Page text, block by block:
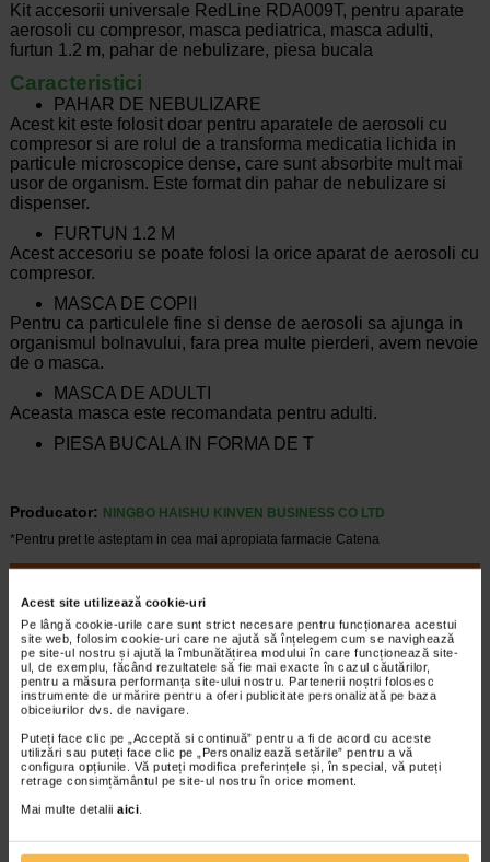
Acest site utilizează cookie-uri
Pe lângă cookie-urile care sunt strict necesare pentru funcționarea acestui
site web, folosim cookie-uri care ne ajută să înțelegem cum se navighează
pe site-ul nostru și ajută la îmbunătățirea modului în care funcționează site-
ul, de exemplu, făcând rezultatele să fie mai exacte în cazul căutărilor,
pentru a măsura performanța site-ului nostru. Partenerii noștri folosesc
instrumente de urmărire pentru a oferi publicitate personalizată pe baza
obiceiurilor dvs. de navigare.
Puteți face clic pe „Acceptă si continuă” pentru a fi de acord cu aceste
utilizări sau puteți face clic pe „Personalizează setările” pentru a vă
configura opțiunile. Vă puteți modifica preferințele și, în special, vă puteți
retrage consimțământul pe site-ul nostru în orice moment.
Mai multe detalii aici.
Kit accesorii universale RedLine RDA009T, pentru aparate
aerosoli cu compresor, masca pediatrica, masca adulti,
furtun 1.2 m, pahar de nebulizare, piesa bucala
Caracteristici
PAHAR DE NEBULIZARE
Acest kit este folosit doar pentru aparatele de aerosoli cu
compresor si are rolul de a transforma medicatia lichida in
particule microscopice dense, care sunt absorbite mult mai
usor de organism. Este format din pahar de nebulizare si
dispenser.
FURTUN 1.2 M
Acest accesoriu se poate folosi la orice aparat de aerosoli cu
compresor.
MASCA DE COPII
Pentru ca particulele fine si dense de aerosoli sa ajunga in
organismul bolnavului, fara prea multe pierderi, avem nevoie
de o masca.
MASCA DE ADULTI
Aceasta masca este recomandata pentru adulti.
PIESA BUCALA IN FORMA DE T
Producator: NINGBO HAISHU KINVEN BUSINESS CO LTD
*Pentru pret te asteptam in cea mai apropiata farmacie Catena
Cum sa va dezvoltati inteligenta emotionala:
metode prin care va puteti imbunatati EQ-ul
Boli neurologice si psihice
Inteligenta emotionala (EQ) se refera la
capacitatea de a identifica si gestiona
propriile emotii, precum si emotiile celorlalti.
In general, se spune ca inteligenta
emotionala cuprinde cateva abilitati:…
4 minute, 39 secunde
Sistem urinar